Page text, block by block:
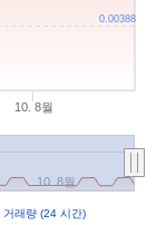
10. 8월
거래량 (24 시간)
10. 8월
0.00388